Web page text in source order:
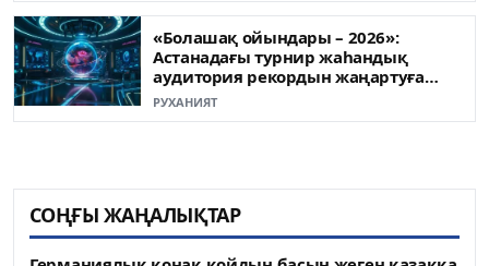
«Болашақ ойындары – 2026»:
Астанадағы турнир жаһандық
аудитория рекордын жаңартуға
жақын
РУХАНИЯТ
СОҢҒЫ ЖАҢАЛЫҚТАР